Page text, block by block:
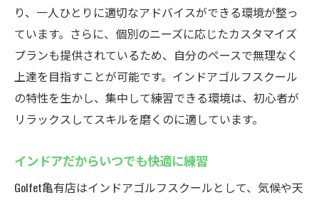
亀有でゴルフを楽しむ！アクセス抜群の立
地
天候に左右されないゴルフ練習亀有のインドア
ゴルフスクール
雨の日でも安心！インドアの強み
快適空間で集中して練習に取り組める
天候を気にせず計画的にスキルアップ
り、一人ひとりに適切なアドバイスができる環境が整っ
ています。さらに、個別のニーズに応じたカスタマイズ
プランも提供されているため、自分のペースで無理なく
上達を目指すことが可能です。インドアゴルフスクール
の特性を生かし、集中して練習できる環境は、初心者が
リラックスしてスキルを磨くのに適しています。
インドアだからいつでも快適に練習
Golfet亀有店はインドアゴルフスクールとして、気候や天